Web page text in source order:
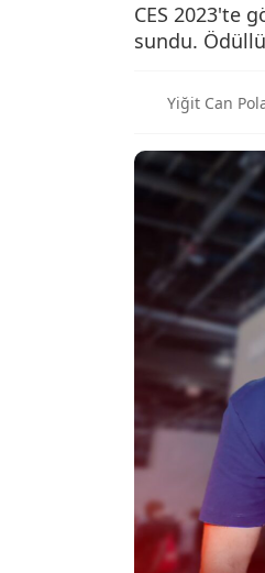
CES 2023'te
sundu.
Yiğit Can